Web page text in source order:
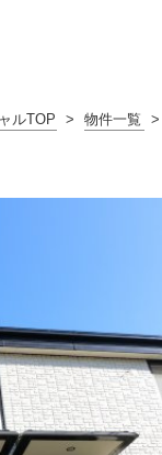
ルTOP > 物件一覧 >